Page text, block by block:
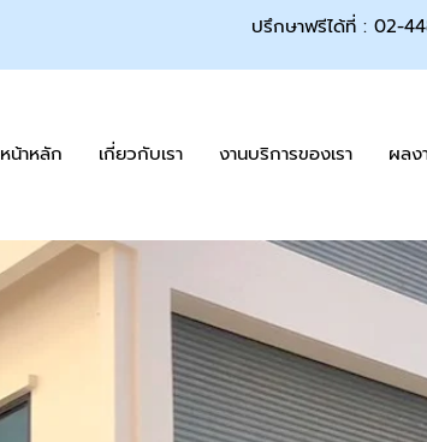
ปรึกษาฟรีได้ที่ : 02-
หน้าหลัก เกี่ยวกับเรา งานบริการของเรา ผลง